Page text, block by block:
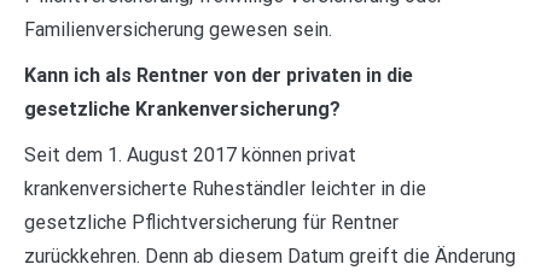
Familienversicherung gewesen sein.
Kann ich als Rentner von der privaten in die
gesetzliche Krankenversicherung?
Seit dem 1. August 2017 können privat
krankenversicherte Ruheständler leichter in die
gesetzliche Pflichtversicherung für Rentner
zurückkehren. Denn ab diesem Datum greift die Änderung